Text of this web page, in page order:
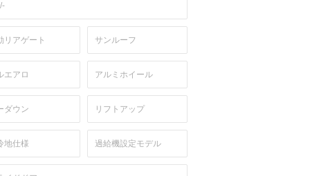
リアゲート サンルーフ
エアロ アルミホイール
ダウン リフトアップ
地仕様 過給機設定モデル